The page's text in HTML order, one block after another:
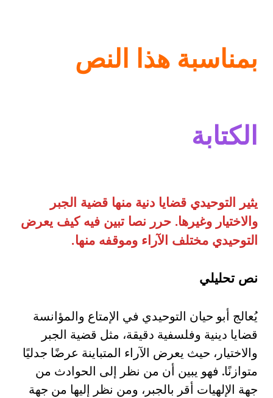
بمناسبة هذا النص
الكتابة
يثير التوحيدي قضايا دنية منها قضية الجبر
والاختيار وغيرها. حرر نصا تبين فيه كيف يعرض
التوحيدي مختلف الآراء وموقفه منها.
نص تحليلي
يُعالج أبو حيان التوحيدي في الإمتاع والمؤانسة
قضايا دينية وفلسفية دقيقة، مثل قضية الجبر
والاختيار، حيث يعرض الآراء المتباينة عرضًا جدليًا
متوازنًا. فهو يبين أن من نظر إلى الحوادث من
جهة الإلهيات أقر بالجبر، ومن نظر إليها من جهة